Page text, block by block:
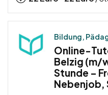
Bildung,
Online-
Belzig (m/
Stunde –
Nebenjob,